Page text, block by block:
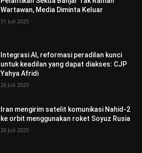
Wartawan, Media Diminta Keluar
31 Juli 2025
Integrasi AI, reformasi peradilan kunci
untuk keadilan yang dapat diakses: CJP
Yahya Afridi
26 Juli 2025
Iran mengirim satelit komunikasi Nahid-2
ke orbit menggunakan roket Soyuz Rusia
26 Juli 2025